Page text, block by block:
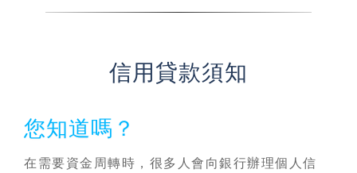
信用貸款須知
您知道嗎？
在需要資金周轉時，很多人會向銀行辦理個人信